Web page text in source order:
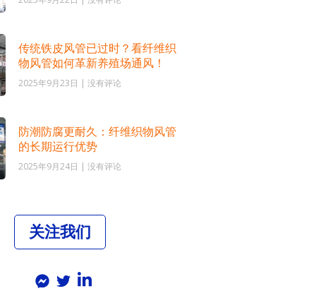
传统铁皮风管已过时？看纤维织
物风管如何革新养殖场通风！
2025年9月23日
没有评论
防潮防腐更耐久：纤维织物风管
的长期运行优势
2025年9月24日
没有评论
关注我们